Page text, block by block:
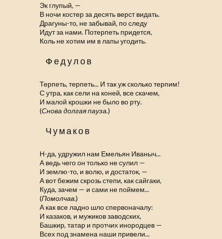
Эк глупый, —
В ночи костер за десять верст видать.
Драгуны-то, не забывай, по следу
Идут за нами. Потерпеть придется,
Коль не хотим им в лапы угодить.
Федулов
Терпеть, терпеть... И так уж сколько терпим!
С утра, как сели на коней, все скачем,
И малой крошки не было во рту.
(Снова долгая пауза.)
Чумаков
Н-да, удружил нам Емельян Иваныч...
А ведь чего он только не сулил —
И землю-то, и волю, и достаток, —
А вот бежим скрозь степи, как сайгаки,
Куда, зачем — и сами не поймем...
(Помолчав.)
А как все ладно шло спервоначалу:
И казаков, и мужиков заводских,
Башкир, татар и протчих инородцев —
Всех под знамена наши привели...